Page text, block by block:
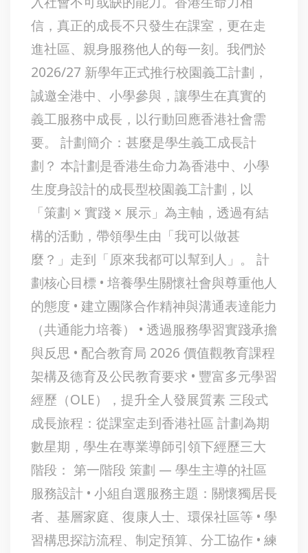
信，真正的成長不只發生在課室，更在走
進社區、親身服務他人的每一刻。我們於
2026/27 新學年正式推行校園義工計劃，
誠邀全港中、小學參與，讓學生在真實的
義工服務中成長，以行動回應香港社會需
要。 計劃簡介：甚麼是學生義工成長計
劃？ 本計劃是香港生命力為香港中、小學
生度身設計的成長型校園義工計劃，以
「策劃 × 實踐 × 展示」為主軸，透過有結
構的活動，帶領學生由「我可以做甚
麼？」走到「原來我都可以幫到人」。 計
劃核心目標 • 培養學生關懷社會與尊重他人
的態度 • 建立團隊合作精神與溝通表達能力
（共通能力培養） • 透過服務學習實踐承擔
與反思 • 配合教育局 2026 價值觀教育課程
架構及德育及公民教育要求 • 豐富多元學習
經歷（OLE），提升全人發展質素 三段式
成長旅程：從課室走到香港社區 計劃為期
數星期，學生在專業導師引領下經歷三大
階段： 第一階段 策劃 — 學生主導的社區
服務設計 • 小組自選服務主題：關懷獨居長
者、基層家庭、復康人士、環保社區等 • 學
習構思探訪流程、制定預算、分工協作 • 練